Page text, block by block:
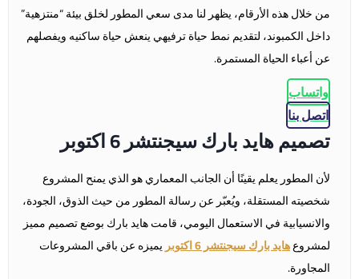
من خلال هذه الأرقام، يظهر لنا مدى سعي المطور لخلق بيئة “منتزهية”
داخل الكمبوند، لتقديم نمط حياة ترفيهي ينعش حياة ساكنيه ويفصلهم
عن أعباء الحياة المستمرة.
واتساب
اتصل بنا
تصميم هايد بارك سيجنتشر 6 اكتوبر
لأن المطور يعلم يقينًا أن الجانب المعماري هو الذي يمنح المشروع
شخصيته المستقلة، ويُعبّر عن رسالة المطور من حيث الذوق، الجودة،
والانسيابية في الاستعمال اليومي، قامت هايد بارك بوضع تصميم مميز
لمشروعهايد بارك سيجنتشر 6 اكتوبر
يميزه عن باقي المشروعات
المجاورة.